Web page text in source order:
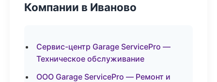
Компании в Иваново
Сервис-центр Garage ServicePro —
Техническое обслуживание
ООО Garage ServicePro — Ремонт и